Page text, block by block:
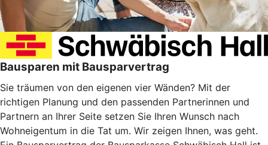
Bausparen mit Bausparvertrag
Sie träumen von den eigenen vier Wänden? Mit der
richtigen Planung und den passenden Partnerinnen und
Partnern an Ihrer Seite setzen Sie Ihren Wunsch nach
Wohneigentum in die Tat um. Wir zeigen Ihnen, was geht.